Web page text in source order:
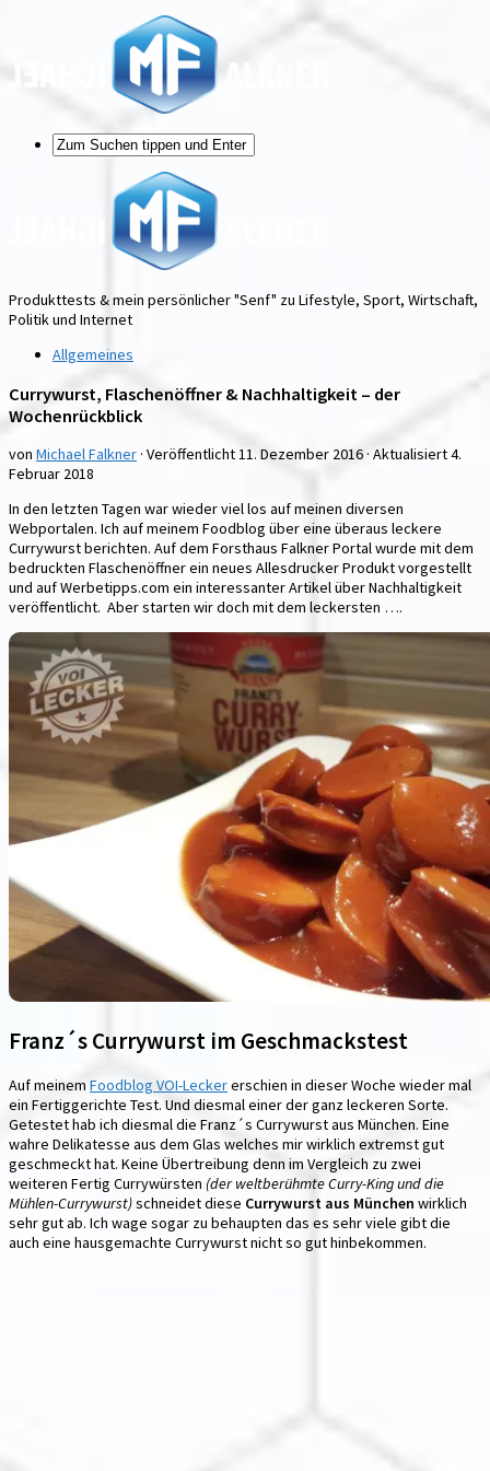
Produkttests & mein persönlicher "Senf" zu Lifestyle, Sport, Wirtschaft,
Politik und Internet
Allgemeines
Currywurst, Flaschenöffner & Nachhaltigkeit – der
Wochenrückblick
von Michael Falkner · Veröffentlicht11. Dezember 2016· Aktualisiert4.
Februar 2018
In den letzten Tagen war wieder viel los auf meinen diversen
Webportalen. Ich auf meinem Foodblog über eine überaus leckere
Currywurst berichten. Auf dem Forsthaus Falkner Portal wurde mit dem
bedruckten Flaschenöffner ein neues Allesdrucker Produkt vorgestellt
und auf Werbetipps.com ein interessanter Artikel über Nachhaltigkeit
veröffentlicht. Aber starten wir doch mit dem leckersten ….
Franz´s Currywurst im Geschmackstest
Auf meinem Foodblog VOI-Leckererschien in dieser Woche wieder mal
ein Fertiggerichte Test. Und diesmal einer der ganz leckeren Sorte.
Getestet hab ich diesmal die Franz´s Currywurst aus München. Eine
wahre Delikatesse aus dem Glas welches mir wirklich extremst gut
geschmeckt hat. Keine Übertreibung denn im Vergleich zu zwei
weiteren Fertig Currywürsten (der weltberühmte Curry-King und die
Mühlen-Currywurst)schneidet diese Currywurst aus München wirklich
sehr gut ab. Ich wage sogar zu behaupten das es sehr viele gibt die
auch eine hausgemachte Currywurst nicht so gut hinbekommen.